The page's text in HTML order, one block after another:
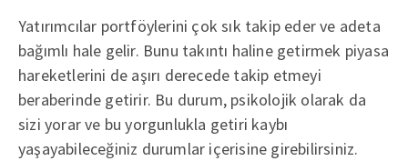
Yatırımcılar portföylerini çok sık takip eder ve adeta
bağımlı hale gelir. Bunu takıntı haline getirmek piyasa
hareketlerini de aşırı derecede takip etmeyi
beraberinde getirir. Bu durum, psikolojik olarak da
sizi yorar ve bu yorgunlukla getiri kaybı
yaşayabileceğiniz durumlar içerisine girebilirsiniz.